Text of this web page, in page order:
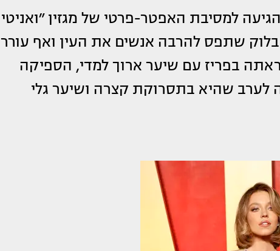
הגיעה למסיבת האפטר-פרטי של מגזין ״ואניטי
שתפס להרבה אנשים את העין ואף עורר
בפריז עם שיער ארוך למדי, הספיקה
שהיא בתסרוקת קצרה ושיער גלי